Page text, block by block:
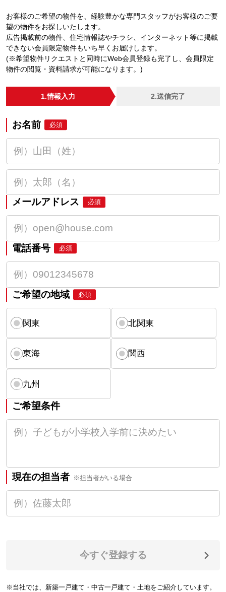
お客様のご希望の物件を、経験豊かな専門スタッフがお客様のご要
望の物件をお探しいたします。
広告掲載前の物件、住宅情報誌やチラシ、インターネット等に掲載
できない会員限定物件もいち早くお届けします。
(※希望物件リクエストと同時にWeb会員登録も完了し、会員限定
物件の閲覧・資料請求が可能になります。)
1.情報入力 2.送信完了
お名前 必須
メールアドレス 必須
電話番号 必須
ご希望の地域 必須
関東 北関東
東海 関西
九州
ご希望条件
現在の担当者 ※担当者がいる場合
今すぐ登録する
※当社では、新築一戸建て・中古一戸建て・土地をご紹介しています。